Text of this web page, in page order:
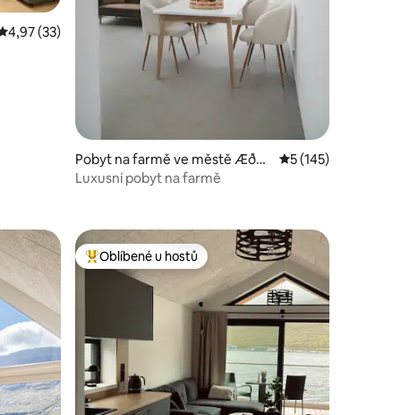
hodnocení 4,97 z 5, 33 hodnocení
4,97 (33)
Pobyt na farmě ve městě Æðuv
ík
Průměrné
5 (145)
Luxusní pobyt na farmě
Nejlepší v kategorii Oblíbené u hostů
Oblíbené u hostů